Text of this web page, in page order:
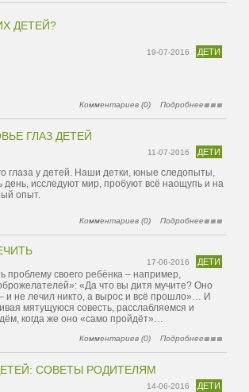
ДЕТЕЙ?
ДЕТИ
19-07-2016
Комментариев (0) Подробнее
ГЛАЗ ДЕТЕЙ
ДЕТИ
11-07-2016
глаза у детей. Наши детки, юные следопыты,
день, исследуют мир, пробуют всё наощупь и на
опыт.
Комментариев (0) Подробнее
ДЕТИ
17-06-2016
проблему своего ребёнка – например,
«Да что вы дитя мучите? Оно
и не лечил никто, а вырос и всё прошло»… И
мятущуюся совесть, расслабляемся и
когда же оно «само пройдёт»…
Комментариев (0) Подробнее
СОВЕТЫ РОДИТЕЛЯМ
ДЕТИ
14-06-2016